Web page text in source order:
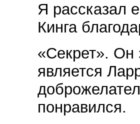
Я рассказал
Кинга
«Секрет». Он
является
понравился.